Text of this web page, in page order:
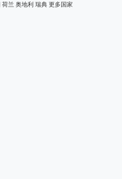
荷兰 奥地利 瑞典 更多国家